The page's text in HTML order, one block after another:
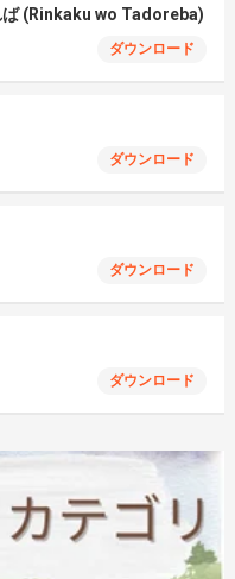
ば (Rinkaku wo Tadoreba)
ダウンロード
ダウンロード
ダウンロード
ダウンロード